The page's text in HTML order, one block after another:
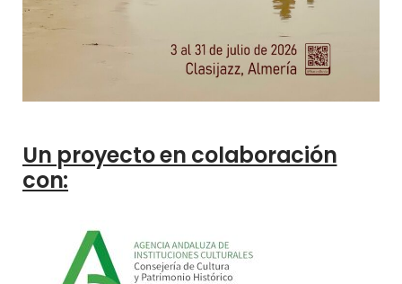
Un proyecto en colaboración
con: